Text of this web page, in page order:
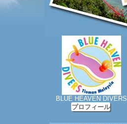
BLUE HEAVEN DIVERS
プロフィール